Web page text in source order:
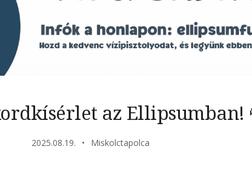
az Ellipsumban!
2025.08.19. Miskolctapolca